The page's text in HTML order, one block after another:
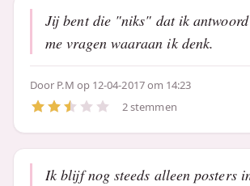
Jij bent die "niks" dat ik antwoord
me vragen waaraan ik denk.
Door P.M op 12-04-2017 om 14:23
2 stemmen
Ik blijf nog steeds alleen posters